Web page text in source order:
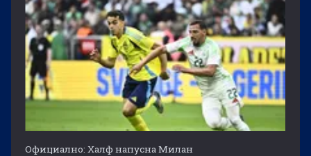
Официално: Халф напусна Милан